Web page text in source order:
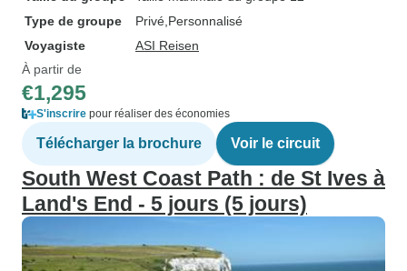
Type de groupe
Privé Personnalisé
Voyagiste
ASI Reisen
À partir de
€1,295
S'inscrire pour réaliser des économies
Télécharger la brochure Voir le circuit
South West Coast Path : de St Ives à
Land's End - 5 jours (5 jours)